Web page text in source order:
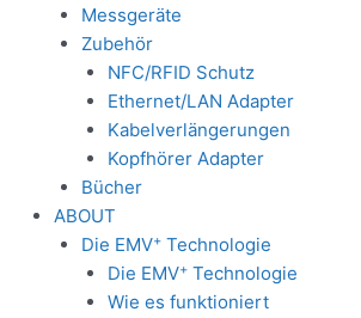
Messgeräte
Zubehör
NFC/RFID Schutz
Ethernet/LAN Adapter
Kabelverlängerungen
Kopfhörer Adapter
Bücher
ABOUT
Die EMV+Technologie
Die EMV+ Technologie
Wie es funktioniert